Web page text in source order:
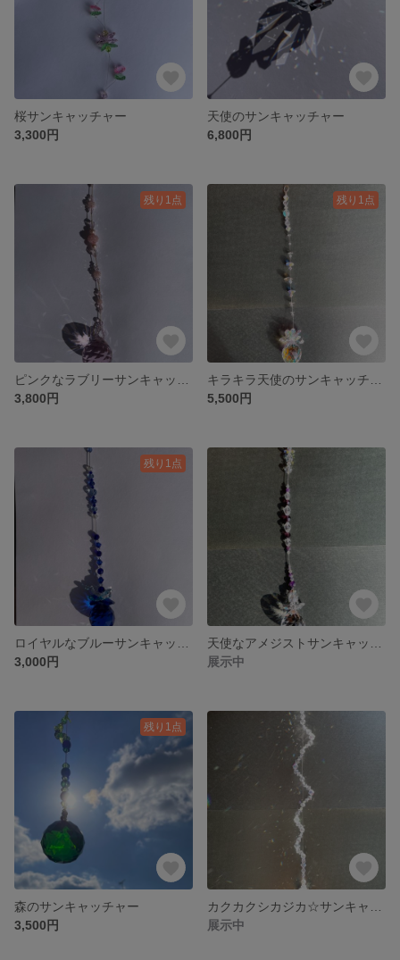
桜サンキャッチャー
3,300円
天使のサンキャッチャー
6,800円
残り1点
3,800円
残り1点
5,500円
残り1点
3,000円
展示中
残り1点
森のサンキャッチャー
3,500円
展示中